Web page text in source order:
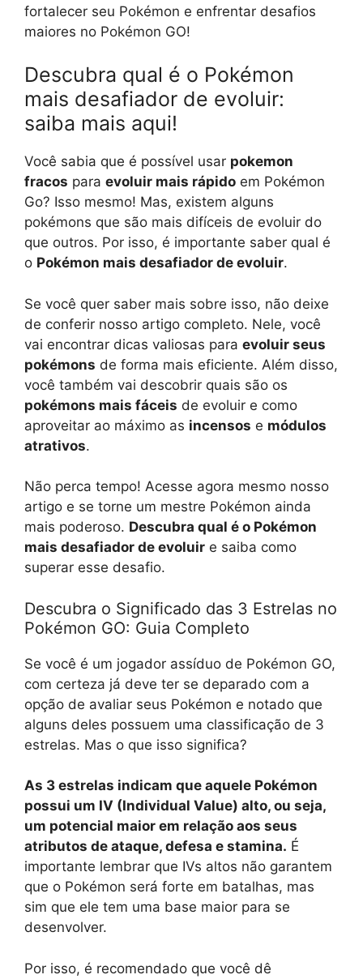
fortalecer seu Pokémon e enfrentar desafios
maiores no Pokémon GO!
Descubra qual é o Pokémon
mais desafiador de evoluir:
saiba mais aqui!
Você sabia que é possível usar pokemon
fracos para evoluir mais rápido em Pokémon
Go? Isso mesmo! Mas, existem alguns
pokémons que são mais difíceis de evoluir do
que outros. Por isso, é importante saber qual é
o Pokémon mais desafiador de evoluir.
Se você quer saber mais sobre isso, não deixe
de conferir nosso artigo completo. Nele, você
vai encontrar dicas valiosas para evoluir seus
pokémons de forma mais eficiente. Além disso,
você também vai descobrir quais são os
pokémons mais fáceis de evoluir e como
aproveitar ao máximo as incensos e módulos
atrativos.
Não perca tempo! Acesse agora mesmo nosso
artigo e se torne um mestre Pokémon ainda
mais poderoso. Descubra qual é o Pokémon
mais desafiador de evoluir e saiba como
superar esse desafio.
Descubra o Significado das 3 Estrelas no
Pokémon GO: Guia Completo
Se você é um jogador assíduo de Pokémon GO,
com certeza já deve ter se deparado com a
opção de avaliar seus Pokémon e notado que
alguns deles possuem uma classificação de 3
estrelas. Mas o que isso significa?
As 3 estrelas indicam que aquele Pokémon
possui um IV (Individual Value) alto, ou seja,
um potencial maior em relação aos seus
atributos de ataque, defesa e stamina. É
importante lembrar que IVs altos não garantem
que o Pokémon será forte em batalhas, mas
sim que ele tem uma base maior para se
desenvolver.
Por isso, é recomendado que você dê